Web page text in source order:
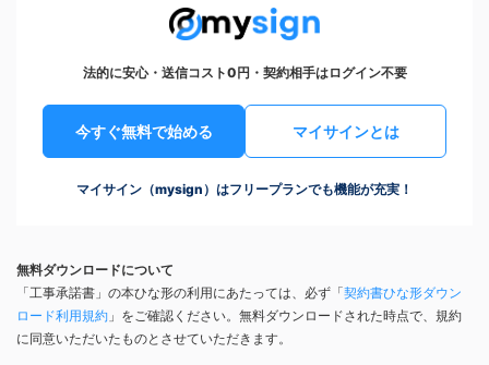
法的に安心・送信コスト0円・契約相手はログイン不要
今すぐ無料で始める マイサインとは
マイサイン（mysign）はフリープランでも機能が充実！
無料ダウンロードについて
「工事承諾書」の本ひな形の利用にあたっては、必ず「契約書ひな形ダウン
ロード利用規約 」をご確認ください。無料ダウンロードされた時点で、規約
に同意いただいたものとさせていただきます。